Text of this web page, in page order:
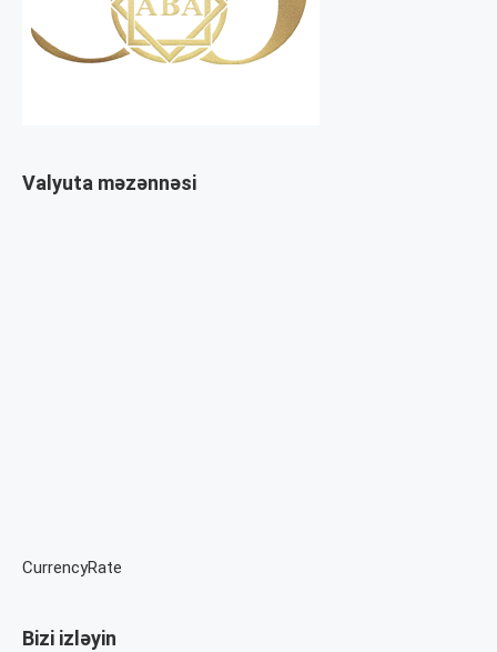
Valyuta məzənnəsi
CurrencyRate
Bizi izləyin